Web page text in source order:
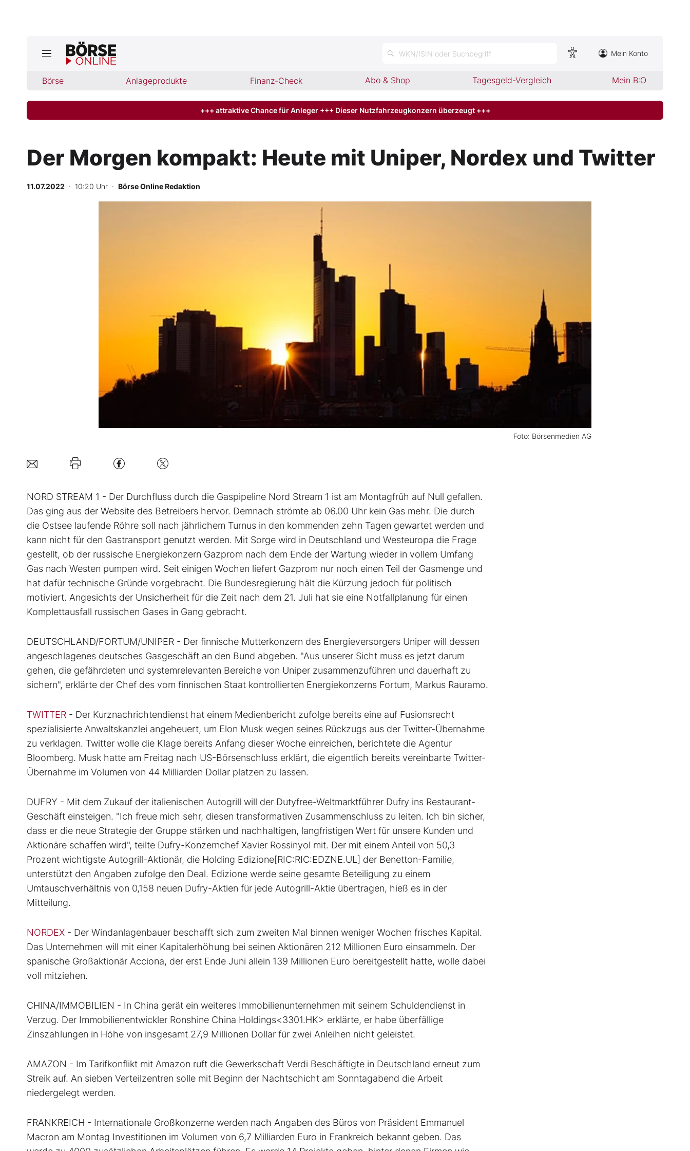
WKN/ISIN oder Suchbegriff Mein Konto
Börse Anlageprodukte Finanz-Check Abo & Shop Tagesgeld-Vergleich Mein B:O
Jetzt aktuelle Ausgabe BÖRSE ONLINE lesen
Finanz-Check
Abo & Shop
+++ attraktive Chance für Anleger +++ Dieser Nutzfahrzeugkonzern überzeugt +++
Der Morgen kompakt: Heute mit Uniper, Nordex und Twitter
11.07.2022 · 10:20 Uhr · Börse Online Redaktion
Foto: Börsenmedien AG
NORD STREAM 1 - Der Durchfluss durch die Gaspipeline Nord Stream 1 ist am Montagfrüh auf Null gefallen.
Das ging aus der Website des Betreibers hervor. Demnach strömte ab 06.00 Uhr kein Gas mehr. Die durch
die Ostsee laufende Röhre soll nach jährlichem Turnus in den kommenden zehn Tagen gewartet werden und
kann nicht für den Gastransport genutzt werden. Mit Sorge wird in Deutschland und Westeuropa die Frage
gestellt, ob der russische Energiekonzern Gazprom nach dem Ende der Wartung wieder in vollem Umfang
Gas nach Westen pumpen wird. Seit einigen Wochen liefert Gazprom nur noch einen Teil der Gasmenge und
hat dafür technische Gründe vorgebracht. Die Bundesregierung hält die Kürzung jedoch für politisch
motiviert. Angesichts der Unsicherheit für die Zeit nach dem 21. Juli hat sie eine Notfallplanung für einen
Komplettausfall russischen Gases in Gang gebracht.
DEUTSCHLAND/FORTUM/UNIPER - Der finnische Mutterkonzern des Energieversorgers Uniper will dessen
angeschlagenes deutsches Gasgeschäft an den Bund abgeben. "Aus unserer Sicht muss es jetzt darum
gehen, die gefährdeten und systemrelevanten Bereiche von Uniper zusammenzuführen und dauerhaft zu
sichern", erklärte der Chef des vom finnischen Staat kontrollierten Energiekonzerns Fortum, Markus Rauramo.
TWITTER - Der Kurznachrichtendienst hat einem Medienbericht zufolge bereits eine auf Fusionsrecht
spezialisierte Anwaltskanzlei angeheuert, um Elon Musk wegen seines Rückzugs aus der Twitter-Übernahme
zu verklagen. Twitter wolle die Klage bereits Anfang dieser Woche einreichen, berichtete die Agentur
Bloomberg. Musk hatte am Freitag nach US-Börsenschluss erklärt, die eigentlich bereits vereinbarte Twitter-
Übernahme im Volumen von 44 Milliarden Dollar platzen zu lassen.
DUFRY - Mit dem Zukauf der italienischen Autogrill will der Dutyfree-Weltmarktführer Dufry ins Restaurant-
Geschäft einsteigen. "Ich freue mich sehr, diesen transformativen Zusammenschluss zu leiten. Ich bin sicher,
dass er die neue Strategie der Gruppe stärken und nachhaltigen, langfristigen Wert für unsere Kunden und
Aktionäre schaffen wird", teilte Dufry-Konzernchef Xavier Rossinyol mit. Der mit einem Anteil von 50,3
Prozent wichtigste Autogrill-Aktionär, die Holding Edizione[RIC:RIC:EDZNE.UL] der Benetton-Familie,
unterstützt den Angaben zufolge den Deal. Edizione werde seine gesamte Beteiligung zu einem
Umtauschverhältnis von 0,158 neuen Dufry-Aktien für jede Autogrill-Aktie übertragen, hieß es in der
Mitteilung.
NORDEX - Der Windanlagenbauer beschafft sich zum zweiten Mal binnen weniger Wochen frisches Kapital.
Das Unternehmen will mit einer Kapitalerhöhung bei seinen Aktionären 212 Millionen Euro einsammeln. Der
spanische Großaktionär Acciona, der erst Ende Juni allein 139 Millionen Euro bereitgestellt hatte, wolle dabei
voll mitziehen.
CHINA/IMMOBILIEN - In China gerät ein weiteres Immobilienunternehmen mit seinem Schuldendienst in
Verzug. Der Immobilienentwickler Ronshine China Holdings<3301.HK> erklärte, er habe überfällige
Zinszahlungen in Höhe von insgesamt 27,9 Millionen Dollar für zwei Anleihen nicht geleistet.
AMAZON - Im Tarifkonflikt mit Amazon ruft die Gewerkschaft Verdi Beschäftigte in Deutschland erneut zum
Streik auf. An sieben Verteilzentren solle mit Beginn der Nachtschicht am Sonntagabend die Arbeit
niedergelegt werden.
FRANKREICH - Internationale Großkonzerne werden nach Angaben des Büros von Präsident Emmanuel
Macron am Montag Investitionen im Volumen von 6,7 Milliarden Euro in Frankreich bekannt geben. Das